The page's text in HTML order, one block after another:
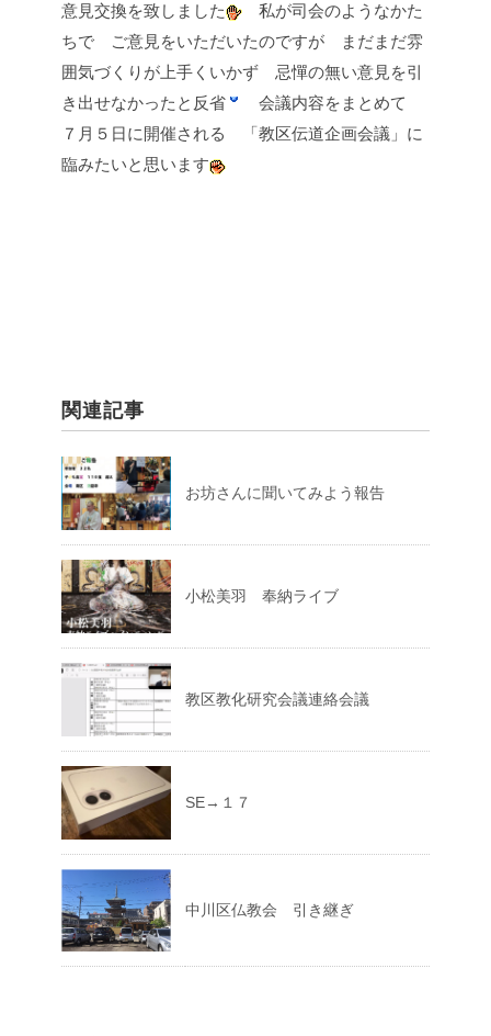
意見交換を致しました
私が司会のようなかた
ちで ご意見をいただいたのですが まだまだ雰
囲気づくりが上手くいかず 忌憚の無い意見を引
き出せなかったと反省
会議内容をまとめて
７月５日に開催される
「教区伝道企画会議」に
臨みたいと思います
関連記事
お坊さんに聞いてみよう報告
小松美羽 奉納ライブ
教区教化研究会議連絡会議
SE→１７
中川区仏教会 引き継ぎ